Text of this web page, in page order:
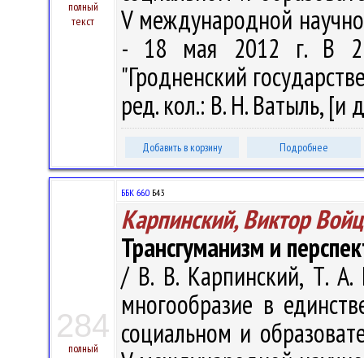
полный
текст
V международной
- 18 мая 2012 г. В 2
"Гродненский
ред. кол.: В. Н. Ватыль, [и
Добавить в корзину Подробнее
284
полный
ББК 66.0 Б43
Карпинский, Виктор
Трансгуманизм и
/ В. В. Карпинский, Т. А.
многообразие в
социальном и